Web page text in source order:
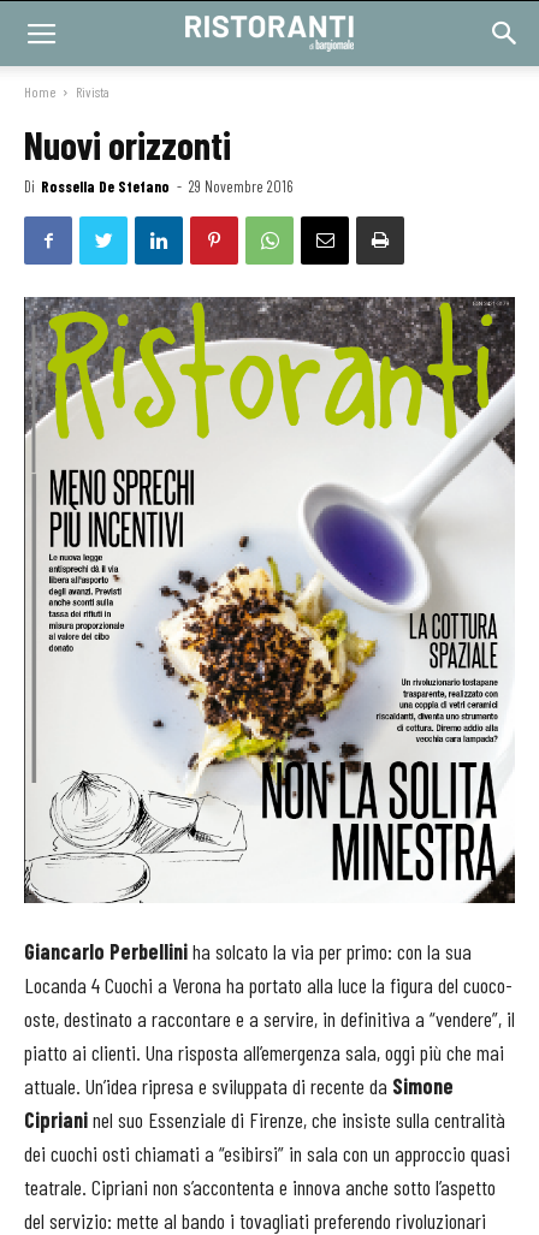
Home Rivista
Nuovi orizzonti
Di Rossella De Stefano - 29 Novembre 2016
Giancarlo Perbelliniha solcato la via per primo: con la sua
Locanda 4 Cuochi a Verona ha portato alla luce la figura del cuoco-
oste, destinato a raccontare e a servire, in definitiva a “vendere”, il
piatto ai clienti. Una risposta all’emergenza sala, oggi più che mai
attuale. Un’idea ripresa e sviluppata di recente da Simone
Ciprianinel suo Essenziale di Firenze, che insiste sulla centralità
dei cuochi osti chiamati a “esibirsi” in sala con un approccio quasi
teatrale. Cipriani non s’accontenta e innova anche sotto l’aspetto
del servizio: mette al bando i tovagliati preferendo rivoluzionari